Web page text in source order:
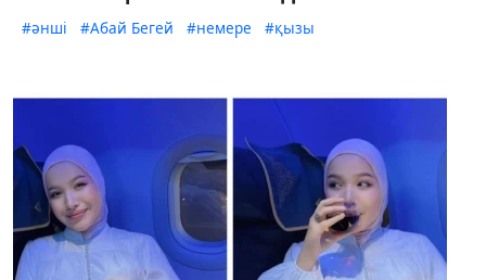
#әнші #Абай Бегей #немере #қызы